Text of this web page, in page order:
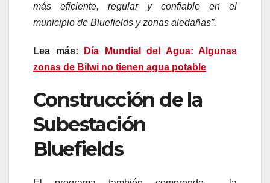
más eficiente, regular y confiable en el
municipio de Bluefields y zonas aledañas”.
Lea más:
Día Mundial del Agua: Algunas
zonas de Bilwi no tienen agua potable
Construcción de la
Subestación
Bluefields